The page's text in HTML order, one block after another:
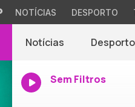
NOTÍCIAS DESPORTO
Notícias Desporto
Sem Filtros